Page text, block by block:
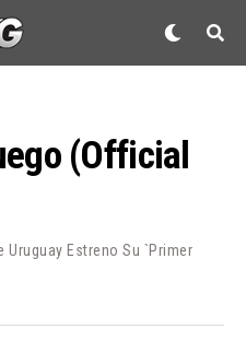
(Official
Uruguay Estreno Su `primer